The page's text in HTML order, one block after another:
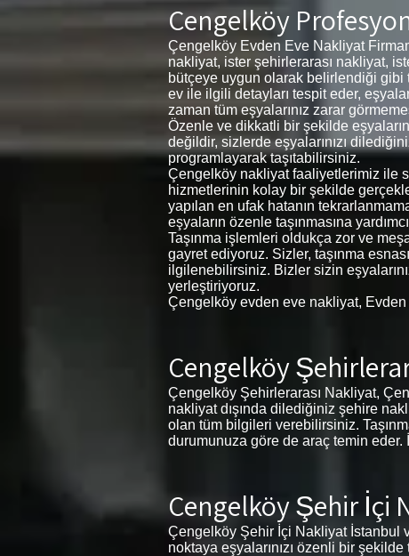
Çengelköy
Çengelköy Evden Eve Nakliyat
nakliyat, ister şehirlerarası nakliyat,
bütçeye uygun olarak belirlendiği
ev ile ilgili detayları tespit eder,
zaman tüm eşyalarınız zarar
Özenle ve dikkatli bir şekilde
değildir, sizlerde eşyalarınızı
programlayarak taşıtabilirsiniz.
Çengelköy nakliyat faaliyetlerimiz ile
hizmetlerinin kolay bir şekilde
yapılan en ufak hatanın
eşyaların özenle taşınmasına
Taşınma işlemleri oldukça zor ve
gayret ediyoruz. Sizler, taşınma
ilgilenebilirsiniz. Bizler sizin
yerleştiriyoruz.
Çengelköy evden eve nakliyat,
Çengelköy
Çengelköy Şehirlerarası Nakliyat,
nakliyat dışında dilediğiniz şehire
olan tüm bilgileri verebilirsiniz.
durumunuza göre de araç temin eder.
Çengelköy Şehir İçi
Çengelköy Şehir İçi Nakliyat İstanbul
noktaya eşyalarınızı özenli bir